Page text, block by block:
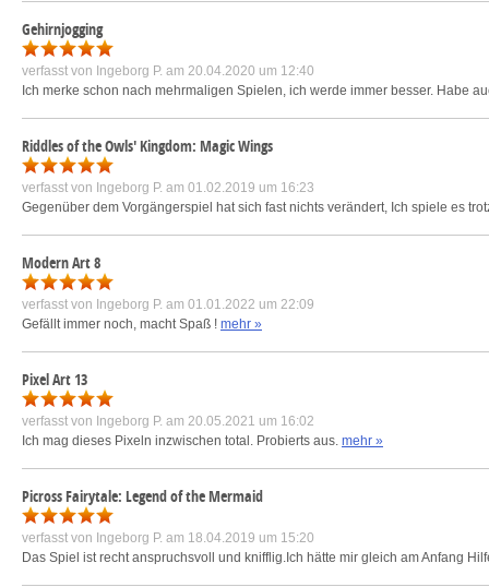
Gehirnjogging
verfasst von Ingeborg P. am 20.04.2020 um 12:40
Ich merke schon nach mehrmaligen Spielen, ich werde immer besser. Habe
Riddles of the Owls' Kingdom: Magic Wings
verfasst von Ingeborg P. am 01.02.2019 um 16:23
Gegenüber dem Vorgängerspiel hat sich fast nichts verändert, Ich spiele es
Modern Art 8
verfasst von Ingeborg P. am 01.01.2022 um 22:09
Gefällt immer noch, macht Spaß ! mehr »
Pixel Art 13
verfasst von Ingeborg P. am 20.05.2021 um 16:02
Ich mag dieses Pixeln inzwischen total. Probierts aus. mehr »
Picross Fairytale: Legend of the Mermaid
verfasst von Ingeborg P. am 18.04.2019 um 15:20
Das Spiel ist recht anspruchsvoll und knifflig.Ich hätte mir gleich am Anfang